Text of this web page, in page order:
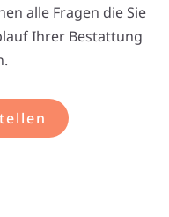
alle Fragen die Sie
Ihrer Bestattung